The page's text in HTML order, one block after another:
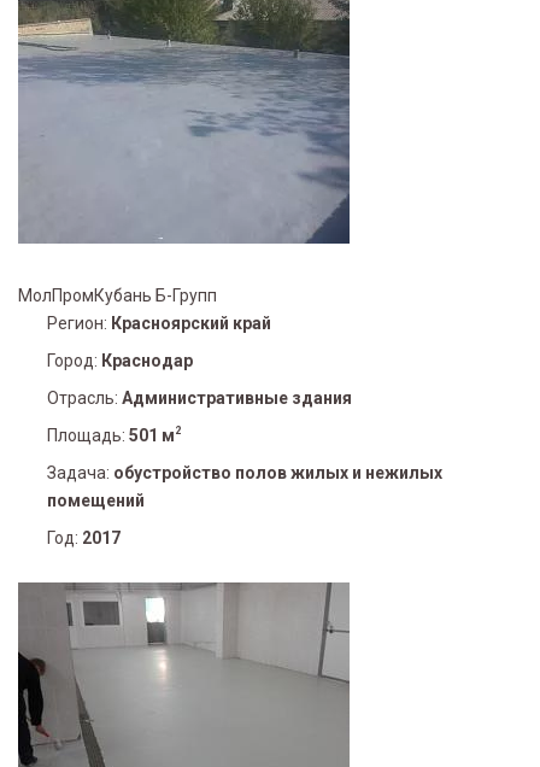
МолПромКубань Б-Групп
Регион: Красноярский край
Город: Краснодар
Отрасль: Административные здания
Площадь: 501 м 2
Задача: обустройство полов жилых и нежилых
помещений
Год: 2017